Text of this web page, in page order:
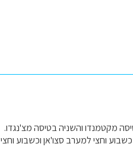
מקטמנדו והשניה בטיסה מצ'נגדו.
וחצי למערב סצו'אן וכשבוע וחצי